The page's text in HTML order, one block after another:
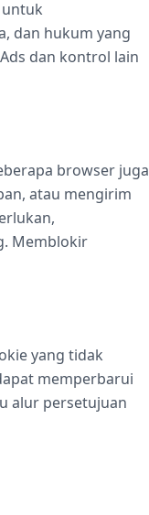
dan hukum yang
dan kontrol lain
browser juga
atau mengirim
Memblokir
yang tidak
memperbarui
alur persetujuan